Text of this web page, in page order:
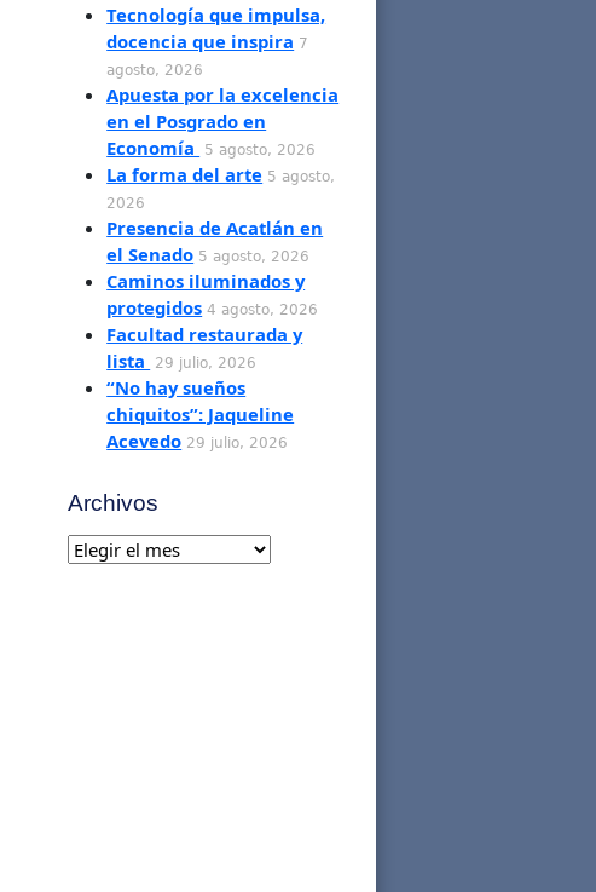
Tecnología que impulsa,
docencia que inspira 7
agosto, 2026
Apuesta por la excelencia
en el Posgrado en
Economía
5 agosto, 2026
La forma del arte 5 agosto,
2026
Presencia de Acatlán en
el Senado 5 agosto, 2026
Caminos iluminados y
protegidos 4 agosto, 2026
Facultad restaurada y
lista
29 julio, 2026
“No hay sueños
chiquitos”: Jaqueline
Acevedo 29 julio, 2026
Archivos
Archivos